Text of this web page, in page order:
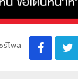
ร์โพส